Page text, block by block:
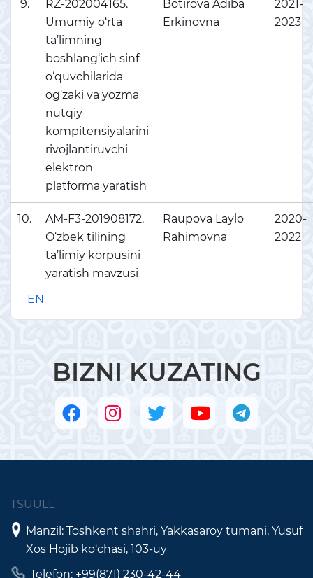
9.
RZ-202004165.
Umumiy o‘rta
ta’limning
boshlang‘ich sinf
o‘quvchilarida
og‘zaki va yozma
nutqiy
kompitensiyalarini
rivojlantiruvchi
elektron
platforma yaratish
Botirova Adiba
Erkinovna
2021-
2023
10.
AM-F3-201908172.
O‘zbek tilining
ta’limiy korpusini
yaratish mavzusi
Raupova Laylo
Rahimovna
2020-
2022
EN
BIZNI KUZATING
TSUULL
Manzil: Toshkent shahri, Yakkasaroy tumani, Yusuf
Xos Hojib ko‘chasi, 103-uy
Telefon: +99(871) 230-42-44